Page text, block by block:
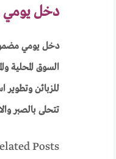
دخل
دخل يومي
السوق المحلية
للزبائن
تتحلى بالصبر
Posts